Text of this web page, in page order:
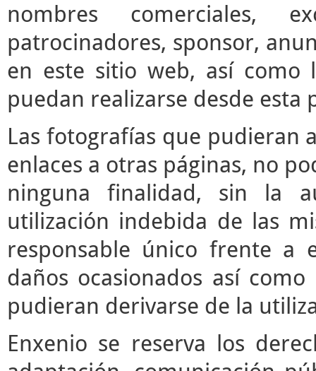
nombres comerciales,
patrocinadores, sponsor,
en este sitio web, así como
puedan realizarse desde esta
Las fotografías que pudieran
enlaces a otras páginas, no
ninguna finalidad, sin la
utilización indebida de las
responsable único frente a
daños ocasionados así
pudieran derivarse de la
Enxenio se reserva los